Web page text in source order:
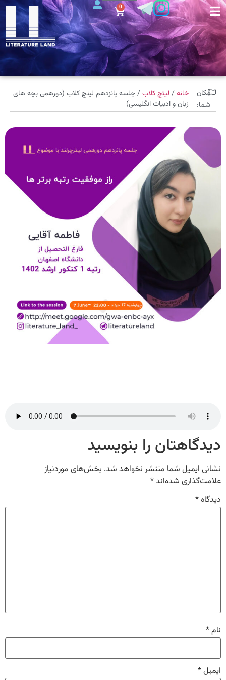
0
مکان
شما:
خانه/ لیتچ کلاب/ جلسه پانزدهم لیتچ کلاب (دورهمی بچه های
زبان و ادبیات انگلیسی)
دیدگاهتان را بنویسید
نشانی ایمیل شما منتشر نخواهد شد. بخش‌های موردنیاز
علامت‌گذاری شده‌اند*
دیدگاه*
نام*
ایمیل*